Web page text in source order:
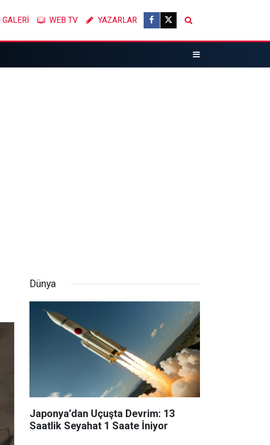
GALERİ WEB TV YAZARLAR
Dünya
Japonya’dan Uçuşta Devrim: 13
Saatlik Seyahat 1 Saate İniyor